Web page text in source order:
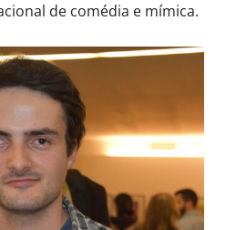
de comédia e mímica.